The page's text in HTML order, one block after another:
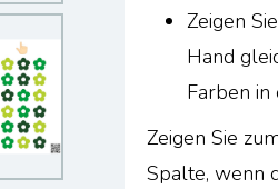
Zeigen
Hand
Farben
Zeigen Sie
Spalte, wenn